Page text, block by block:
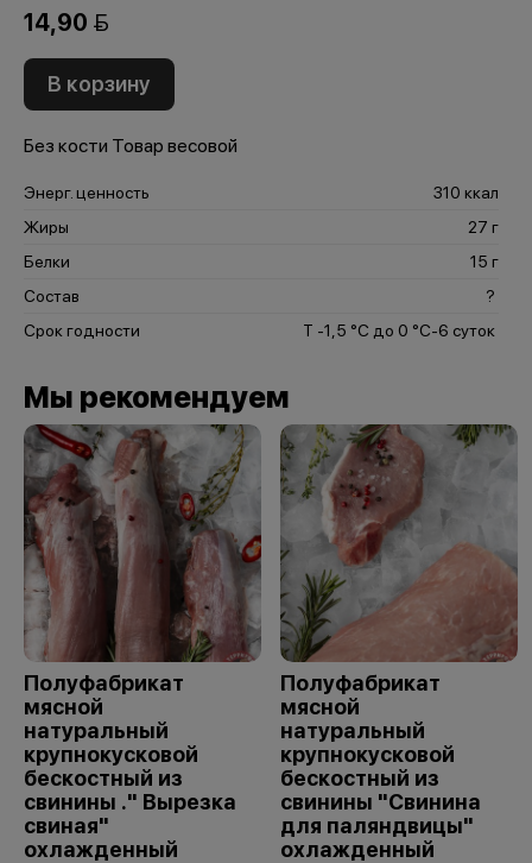
14,90 
В корзину
Без кости Товар весовой
Энерг. ценность
310 ккал
Жиры
27 г
Белки
15 г
Состав
?
Срок годности
Т -1,5 °С до 0 °С-6 суток
Мы рекомендуем
Полуфабрикат
мясной
натуральный
крупнокусковой
бескостный из
свинины ." Вырезка
свиная"
охлажденный
Полуфабрикат
мясной
натуральный
крупнокусковой
бескостный из
свинины "Свинина
для паляндвицы"
охлажденный